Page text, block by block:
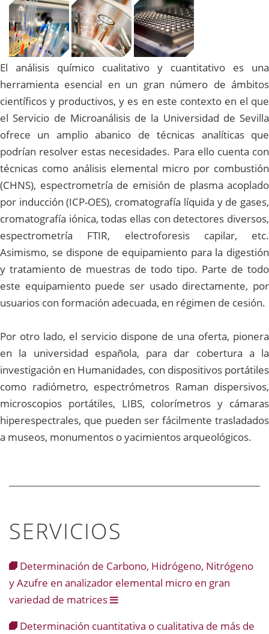
El análisis químico cualitativo y cuantitativo es una
herramienta esencial en un gran número de ámbitos
científicos y productivos, y es en este contexto en el que
el Servicio de Microanálisis de la Universidad de Sevilla
ofrece un amplio abanico de técnicas analíticas que
podrían resolver estas necesidades. Para ello cuenta con
técnicas como análisis elemental micro por combustión
(CHNS), espectrometría de emisión de plasma acoplado
por inducción (ICP-OES), cromatografía líquida y de gases,
cromatografía iónica, todas ellas con detectores diversos,
espectrometría FTIR, electroforesis capilar, etc.
Asimismo, se dispone de equipamiento para la digestión
y tratamiento de muestras de todo tipo. Parte de todo
este equipamiento puede ser usado directamente, por
usuarios con formación adecuada, en régimen de cesión.
Por otro lado, el servicio dispone de una oferta, pionera
en la universidad española, para dar cobertura a la
investigación en Humanidades, con dispositivos portátiles
como radiómetro, espectrómetros Raman dispersivos,
microscopios portátiles, LIBS, colorímetros y cámaras
hiperespectrales, que pueden ser fácilmente trasladados
a museos, monumentos o yacimientos arqueológicos.
SERVICIOS
Determinación de Carbono, Hidrógeno, Nitrógeno
y Azufre en analizador elemental micro en gran
variedad de matrices
Determinación cuantitativa o cualitativa de más de